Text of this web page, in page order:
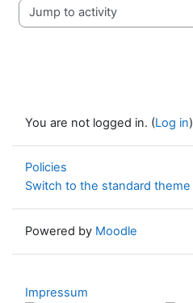
Jump to activity
You are not logged in. (Log in)
Policies
Switch to the standard theme
Powered by Moodle
Impressum